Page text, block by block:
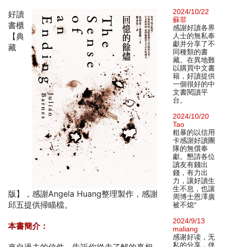
好讀
書櫃
【典
藏
版】，感謝Angela Huang整理製作，感謝
邱五提供掃瞄檔。
本書簡介：
2024/10/22
蘇菲
感謝好讀各界
人士的無私奉
獻并分享了不
同種類的書
藏。在異地難
以購買中文書
籍，好讀提供
一個很好的中
文書閱讀平
台。
2024/10/20
Tao
粗暴的以信用
卡感謝好讀團
隊的無償奉
獻。懇請各位
讀友有錢出
錢，有力出
力，讓好讀生
生不息，也讓
周博士恩澤廣
被不熄°
2024/9/13
maliang
感谢好读，无
私的分享，伴